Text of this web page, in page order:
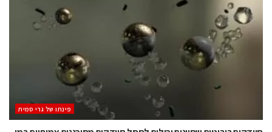
‫פינתו של גרי סמית